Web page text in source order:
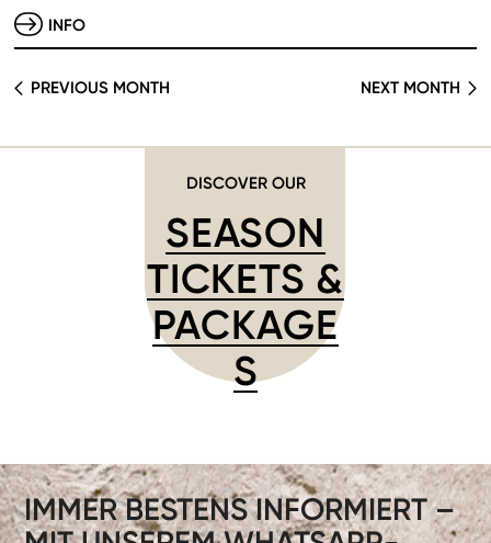
INFO
PREVIOUS MONTH NEXT MONTH
DISCOVER OUR
SEASON
TICKETS &
PACKAGE
S
IMMER BESTENS INFORMIERT –